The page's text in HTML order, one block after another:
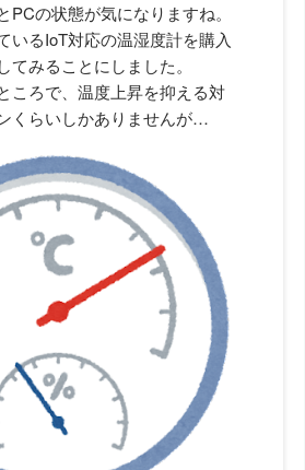
PCの状態が気になりますね。
いるIoT対応の温湿度計を購入
てみることにしました。
ころで、温度上昇を抑える対
くらいしかありませんが…